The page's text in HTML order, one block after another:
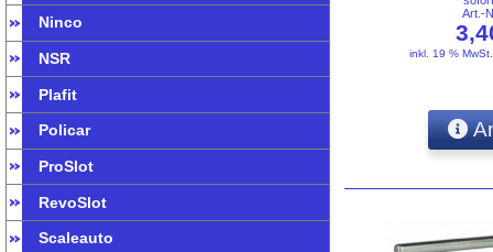
Ninco
NSR
Plafit
Policar
ProSlot
RevoSlot
Scaleauto
Art.-
inkl. 19 %